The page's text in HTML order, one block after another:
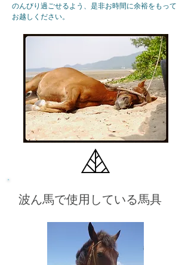
のんびり過ごせるよう、是非お時間に余裕をもって
お越しください。
波ん馬で使用している馬具